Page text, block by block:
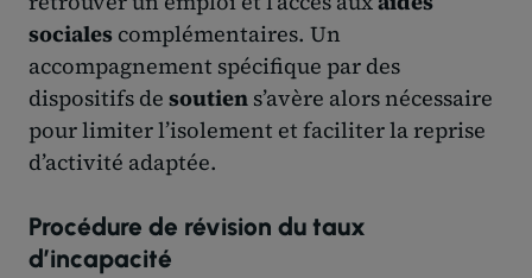
sociales complémentaires. Un
accompagnement spécifique par des
dispositifs de soutien s’avère alors nécessaire
pour limiter l’isolement et faciliter la reprise
d’activité adaptée.
Procédure de révision du taux
d’incapacité